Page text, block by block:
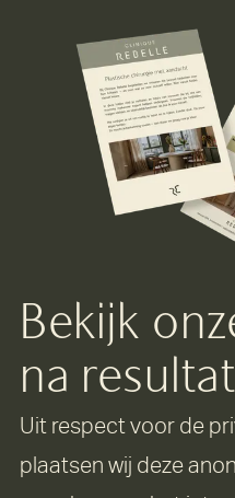
Bekijk
na
Uit respect voor de
plaatsen wij deze